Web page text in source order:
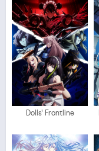
Dolls' Frontline